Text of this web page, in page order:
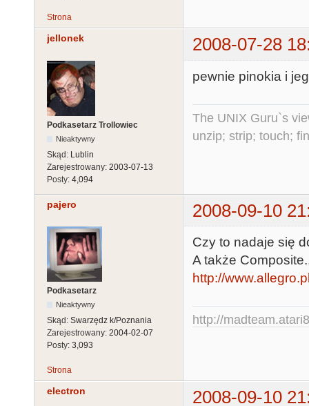
Strona
jellonek 2008-07-28
Podkasetarz Trollowiec
Nieaktywny
Skąd: Lublin
Zarejestrowany: 2003-07-13
Posty: 4,094
pewnie pinokia i
The UNIX Guru`s
unzip; strip; touch;
pajero 2008-09-10
Podkasetarz
Nieaktywny
Skąd: Swarzędz k/Poznania
Zarejestrowany: 2004-02-07
Posty: 3,093
Czy to nadaje się
A także
http://
http://
Strona
electron 2008-09-10